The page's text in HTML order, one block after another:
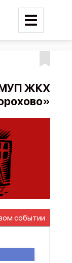
МУП ЖКХ
событии